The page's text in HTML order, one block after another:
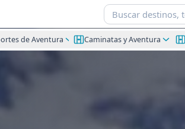
de Aventura Caminatas y Aventura